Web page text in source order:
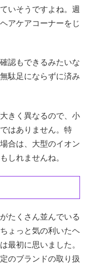
いそうですよね。週
アケアコーナーをじ
認もできるみたいな
駄足にならずに済み
きく異なるので、小
はありません。特
合は、大型のイオン
しれませんね。
たくさん並んでいる
ょっと気の利いたヘ
最初に思いました。
のブランドの取り扱